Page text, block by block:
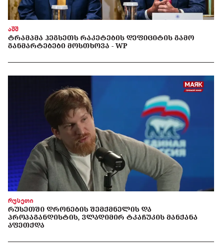
აშშ
ᲢᲠᲐᲛᲞᲛᲐ ᲰᲔᲒᲡᲔᲗᲡ ᲠᲐᲙᲔᲢᲔᲑᲘᲡ ᲓᲔᲤᲘᲪᲘᲢᲘᲡ ᲒᲐᲛᲝ
ᲒᲐᲜᲛᲐᲠᲢᲔᲑᲔᲑᲘ ᲛᲝᲡᲗᲮᲝᲕᲐ - WP
რუსეთი
ᲠᲣᲡᲔᲗᲨᲘ ᲓᲠᲝᲜᲔᲑᲘᲡ ᲨᲔᲛᲥᲛᲜᲔᲚᲘᲡ ᲓᲐ
ᲞᲠᲝᲞᲐᲒᲐᲜᲓᲘᲡᲢᲘᲡ, ᲕᲚᲐᲓᲘᲛᲘᲠ ᲢᲙᲐᲩᲣᲙᲘᲡ ᲛᲐᲜᲥᲐᲜᲐ
ᲐᲤᲔᲗᲥᲓᲐ